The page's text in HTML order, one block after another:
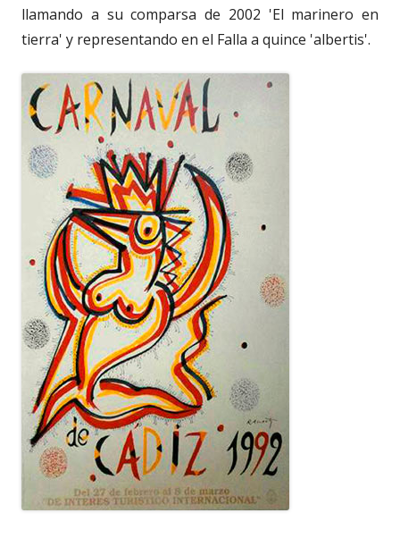
llamando a su comparsa de 2002 'El marinero en
tierra' y representando en el Falla a quince 'albertis'.